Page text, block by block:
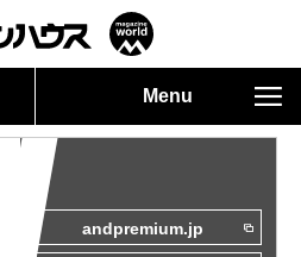
Menu
andpremium.jp